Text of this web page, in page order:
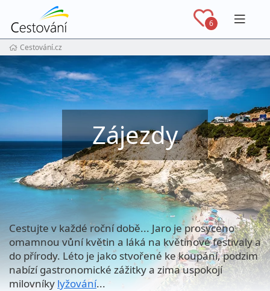
6
Cestování.cz
Zájezdy
Cestujte v každé roční době... Jaro je prosyceno
omamnou vůní květin a láká na květinové festivaly a
do přírody. Léto je jako stvořené ke koupání, podzim
nabízí gastronomické zážitky a zima uspokojí
milovníky lyžování...